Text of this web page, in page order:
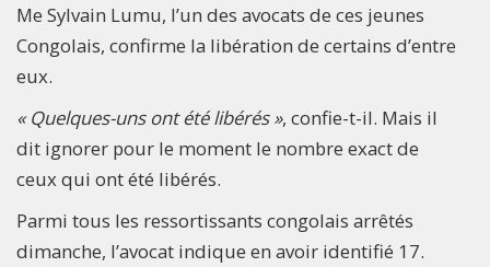
Me Sylvain Lumu, l’un des avocats de ces jeunes
Congolais, confirme la libération de certains d’entre
eux.
« Quelques-uns ont été libérés », confie-t-il. Mais il
dit ignorer pour le moment le nombre exact de
ceux qui ont été libérés.
Parmi tous les ressortissants congolais arrêtés
dimanche, l’avocat indique en avoir identifié 17.